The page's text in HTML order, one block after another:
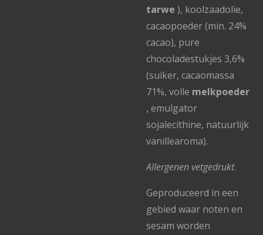
tarwe ), koolzaadolie,
cacaopoeder (min. 24%
cacao), pure
chocoladestukjes 3,6%
(suiker, cacaomassa
71%, volle melkpoeder
, emulgator
sojalecithine, natuurlijk
vanillearoma).
Allergenen vetgedrukt.
Geproduceerd in een
gebied waar noten en
sesam worden